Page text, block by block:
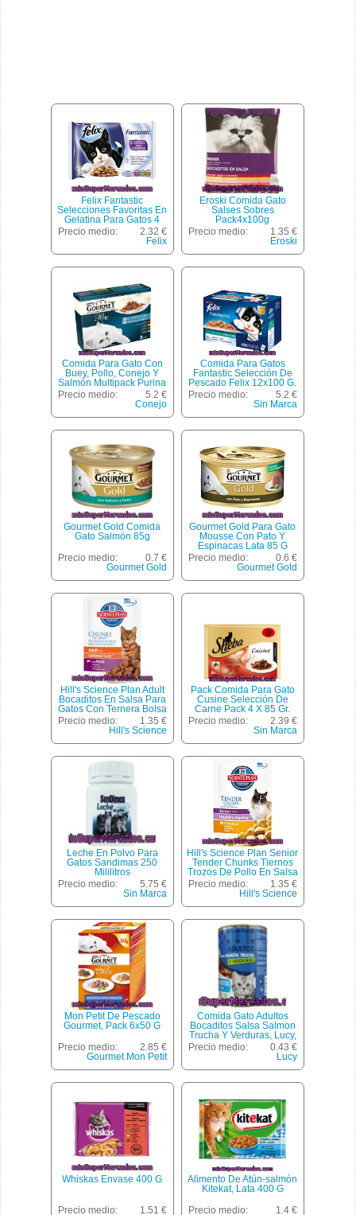
Felix Fantastic
Selecciones Favoritas En
Gelatina Para Gatos 4
Unidades Sobre 100 G
Precio medio:
2.32 €
Felix
Eroski Comida Gato
Salses Sobres
Pack4x100g
Precio medio:
1.35 €
Eroski
Comida Para Gato Con
Buey, Pollo, Conejo Y
Salmón Multipack Purina
Pack 8 X 85 Gr
Precio medio:
5.2 €
Conejo
Comida Para Gatos
Fantastic Selección De
Pescado Felix 12x100 G.
Precio medio:
5.2 €
Sin Marca
Gourmet Gold Comida
Gato Salmón 85g
Precio medio:
0.7 €
Gourmet Gold
Gourmet Gold Para Gato
Mousse Con Pato Y
Espinacas Lata 85 G
Precio medio:
0.6 €
Gourmet Gold
Hill's Science Plan Adult
Bocaditos En Salsa Para
Gatos Con Ternera Bolsa
85 G
Precio medio:
1.35 €
Hill's Science
Pack Comida Para Gato
Cusine Selección De
Carne Pack 4 X 85 Gr.
Precio medio:
2.39 €
Sin Marca
Leche En Polvo Para
Gatos Sandimas 250
Mililitros
Precio medio:
5.75 €
Sin Marca
Hill's Science Plan Senior
Tender Chunks Tiernos
Trozos De Pollo En Salsa
Para Gatos De + 11 Años
Bolsa 85 G
Precio medio:
1.35 €
Hill's Science
Mon Petit De Pescado
Gourmet, Pack 6x50 G
Precio medio:
2.85 €
Gourmet Mon Petit
Comida Gato Adultos
Bocaditos Salsa Salmon
Trucha Y Verduras, Lucy,
Lata 415 G
Precio medio:
0.43 €
Lucy
Whiskas Envase 400 G
Precio medio:
1.51 €
Alimento De Atún-salmón
Kitekat, Lata 400 G
Precio medio:
1.4 €